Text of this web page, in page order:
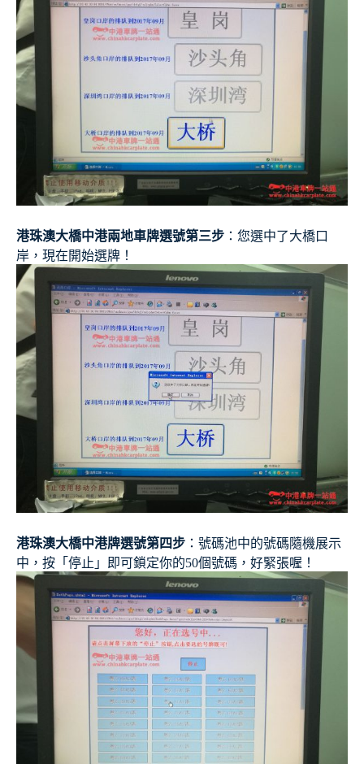
港珠澳大橋中港兩地車牌選號第三步 ：您選中了大橋口
岸，現在開始選牌！
港珠澳大橋中港牌選號第四步 ：號碼池中的號碼隨機展示
中，按「停止」即可鎖定你的50個號碼，好緊張喔！